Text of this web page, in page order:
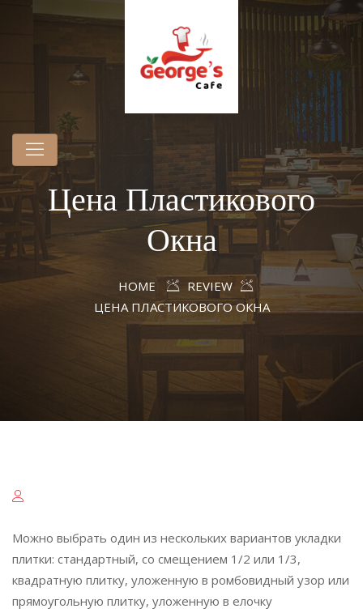
Цена Пластикового
Окна
HOME
REVIEW
ЦЕНА ПЛАСТИКОВОГО ОКНА
Можно выбрать один из нескольких вариантов укладки
плитки: стандартный, со смещением 1/2 или 1/3,
квадратную плитку, уложенную в ромбовидный узор или
прямоугольную плитку, уложенную в елочку